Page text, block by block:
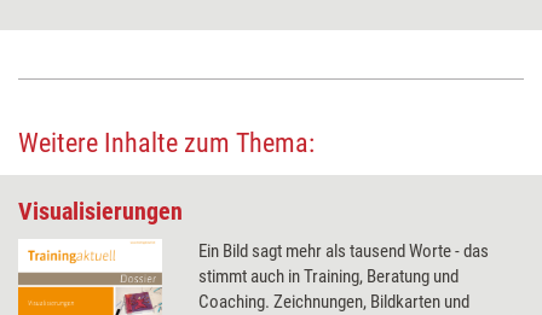
Weitere Inhalte zum Thema:
Visualisierungen
Ein Bild sagt mehr als tausend Worte - das
stimmt auch in Training, Beratung und
Coaching. Zeichnungen, Bildkarten und